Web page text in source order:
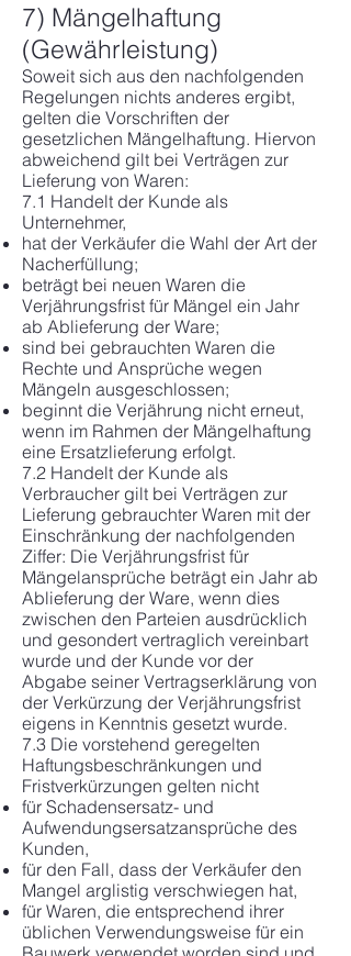
7) Mängelhaftung
(Gewährleistung)
Soweit sich aus den nachfolgenden
Regelungen nichts anderes ergibt,
gelten die Vorschriften der
gesetzlichen Mängelhaftung. Hiervon
abweichend gilt bei Verträgen zur
Lieferung von Waren:
7.1 Handelt der Kunde als
Unternehmer,
hat der Verkäufer die Wahl der Art der
Nacherfüllung;
beträgt bei neuen Waren die
Verjährungsfrist für Mängel ein Jahr
ab Ablieferung der Ware;
sind bei gebrauchten Waren die
Rechte und Ansprüche wegen
Mängeln ausgeschlossen;
beginnt die Verjährung nicht erneut,
wenn im Rahmen der Mängelhaftung
eine Ersatzlieferung erfolgt.
7.2 Handelt der Kunde als
Verbraucher gilt bei Verträgen zur
Lieferung gebrauchter Waren mit der
Einschränkung der nachfolgenden
Ziffer: Die Verjährungsfrist für
Mängelansprüche beträgt ein Jahr ab
Ablieferung der Ware, wenn dies
zwischen den Parteien ausdrücklich
und gesondert vertraglich vereinbart
wurde und der Kunde vor der
Abgabe seiner Vertragserklärung von
der Verkürzung der Verjährungsfrist
eigens in Kenntnis gesetzt wurde.
7.3 Die vorstehend geregelten
Haftungsbeschränkungen und
Fristverkürzungen gelten nicht
für Schadensersatz- und
Aufwendungsersatzansprüche des
Kunden,
für den Fall, dass der Verkäufer den
Mangel arglistig verschwiegen hat,
für Waren, die entsprechend ihrer
üblichen Verwendungsweise für ein